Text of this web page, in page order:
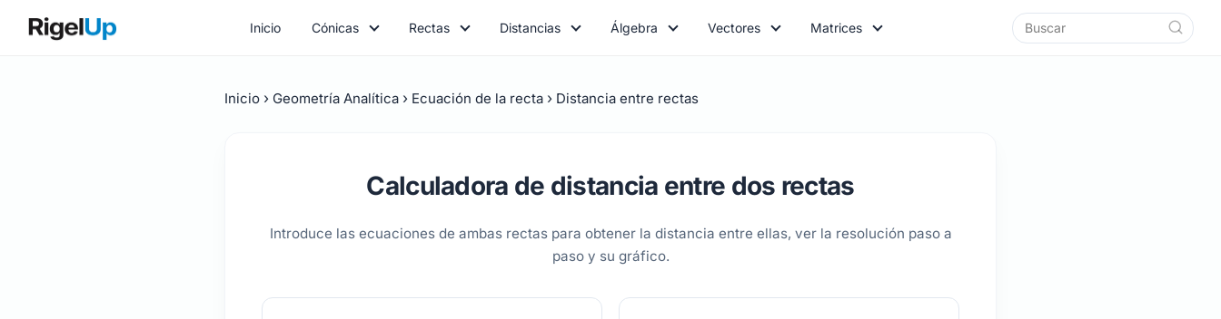
Inicio Cónicas Rectas Distancias Álgebra Vectores Matrices
Inicio Geometría Analítica Ecuación de la recta Distancia entre rectas
Calculadora de distancia entre dos rectas
Introduce las ecuaciones de ambas rectas para obtener la distancia entre ellas, ver la resolución paso a
paso y su gráfico.